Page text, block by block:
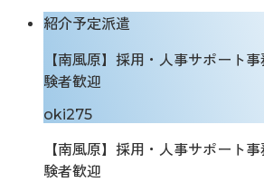
紹介予定派遣
【南風原】採用・人事サポート
験者歓迎
oki275
【南風原】採用・人事サポート
験者歓迎